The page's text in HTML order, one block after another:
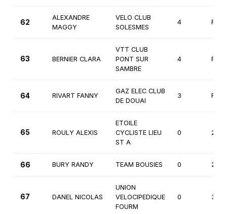
62
ALEXANDRE
MAGGY
VELO CLUB
SOLESMES
4
63 BERNIER CLARA
VTT CLUB
PONT SUR
SAMBRE
4
64 RIVART FANNY
GAZ ELEC CLUB
DE DOUAI
3
65 ROULY ALEXIS
ETOILE
CYCLISTE LIEU
ST A
0
66 BURY RANDY TEAM BOUSIES 0
67 DANEL NICOLAS
UNION
VELOCIPEDIQUE
FOURM
0